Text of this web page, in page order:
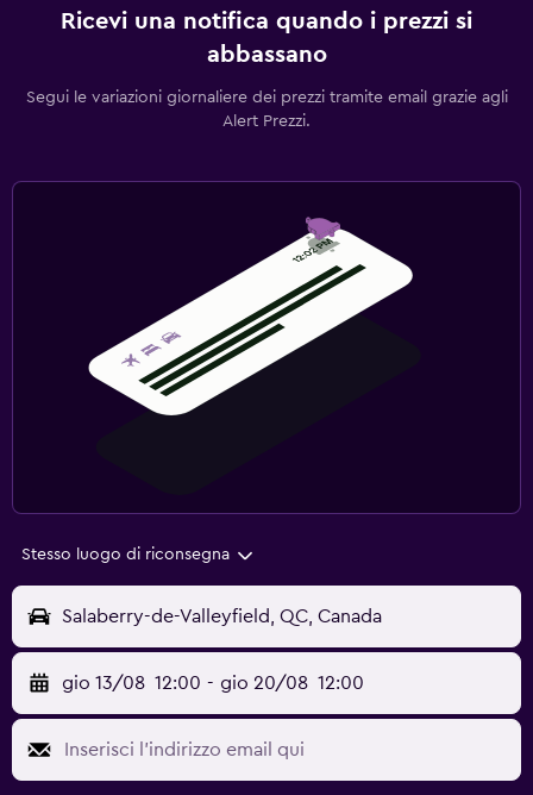
Ricevi una notifica quando i prezzi si
abbassano
Segui le variazioni giornaliere dei prezzi tramite email grazie agli
Alert Prezzi.
Stesso luogo di riconsegna
Salaberry-de-Valleyfield, QC, Canada
gio 13/08 12:00 - gio 20/08 12:00